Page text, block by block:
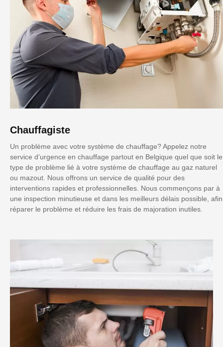
Chauffagiste
Un problème avec votre système de chauffage? Appelez notre
service d’urgence en chauffage partout en Belgique quel que soit le
type de problème lié à votre système de chauffage au gaz naturel
ou mazout. Nous offrons un service de qualité pour des
interventions rapides et professionnelles. Nous commençons par à
une inspection minutieuse et dans les meilleurs délais possible, afin
réparer le problème et réduire les frais de majoration inutiles.